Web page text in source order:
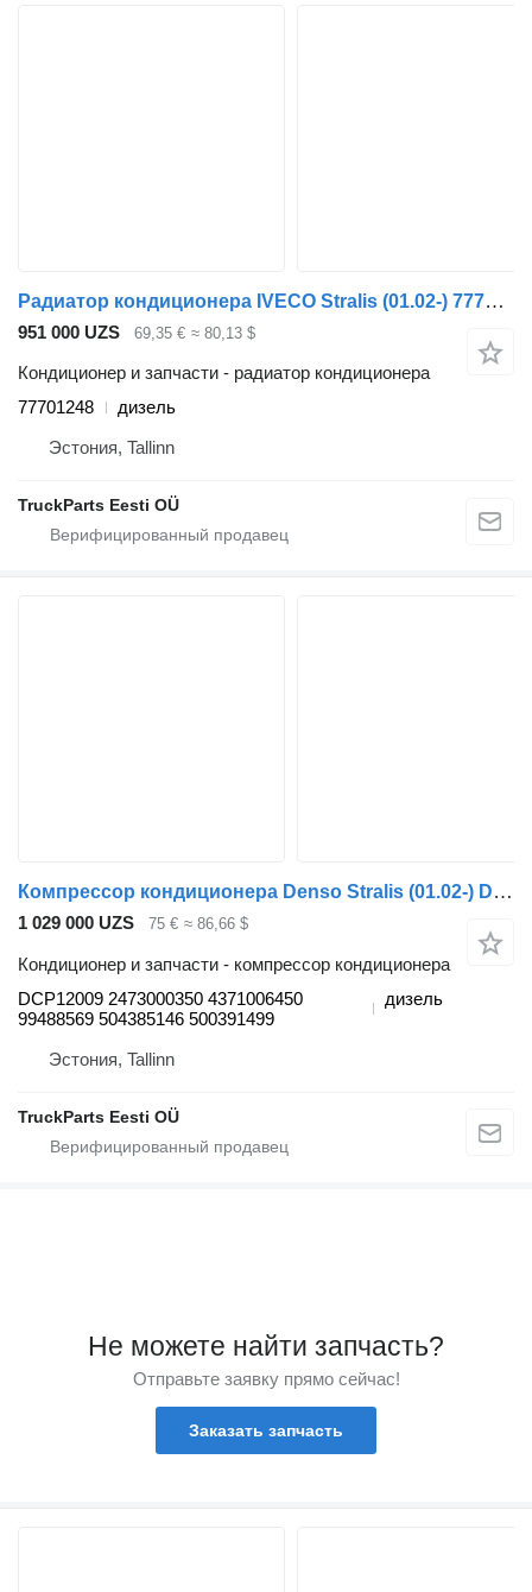
Радиатор кондиционера IVECO Stralis (01.02-) 77701248 для тягача IVECO Stralis, Trakker (2002-)
951 000 UZS 69,35 € ≈ 80,13 $
Кондиционер и запчасти - радиатор кондиционера
77701248
дизель
Эстония, Tallinn
TruckParts Eesti OÜ
Компрессор кондиционера Denso Stralis (01.02-) DCP12009 для тягача IVECO Stralis, Trakker (2002-)
1 029 000 UZS 75 € ≈ 86,66 $
Кондиционер и запчасти - компрессор кондиционера
DCP12009 2473000350 4371006450
99488569 504385146 500391499
дизель
Эстония, Tallinn
TruckParts Eesti OÜ
Не можете найти запчасть?
Отправьте заявку прямо сейчас!
Заказать запчасть